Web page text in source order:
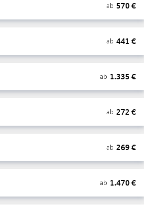
ab 570€
ab 441 €
ab 1.335 €
ab 272 €
ab 269€
ab 1.470€